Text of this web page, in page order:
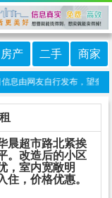
房产 二手 商家
由网友自行发布，望奎信
晨超市路北紧挨
。改造后的小区
，室内宽敞明
住，价格优惠。